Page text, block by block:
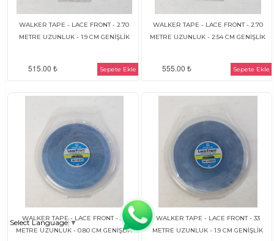
WALKER TAPE - LACE FRONT - 2.70
METRE UZUNLUK - 1.9 CM GENİŞLİK
515.00 ₺ Sepete Ekle
WALKER TAPE - LACE FRONT - 2.70
METRE UZUNLUK - 2.54 CM GENİŞLİK
555.00 ₺ Sepete Ekle
WALKER TAPE - LACE FRONT - 33
METRE UZUNLUK - 0.80 CM GENİŞLİK
WALKER TAPE - LACE FRONT - 33
METRE UZUNLUK - 1.9 CM GENİŞLİK
Select Language ▼